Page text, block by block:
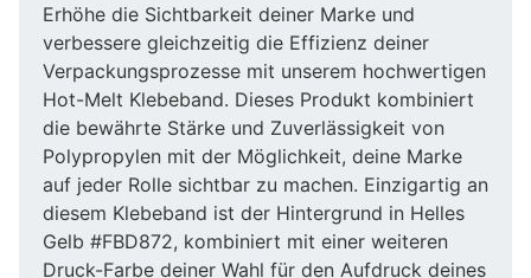
Erhöhe die Sichtbarkeit deiner Marke und
verbessere gleichzeitig die Effizienz deiner
Verpackungsprozesse mit unserem hochwertigen
Hot-Melt Klebeband. Dieses Produkt kombiniert
die bewährte Stärke und Zuverlässigkeit von
Polypropylen mit der Möglichkeit, deine Marke
auf jeder Rolle sichtbar zu machen. Einzigartig an
diesem Klebeband ist der Hintergrund in Helles
Gelb #FBD872, kombiniert mit einer weiteren
Druck-Farbe deiner Wahl für den Aufdruck deines